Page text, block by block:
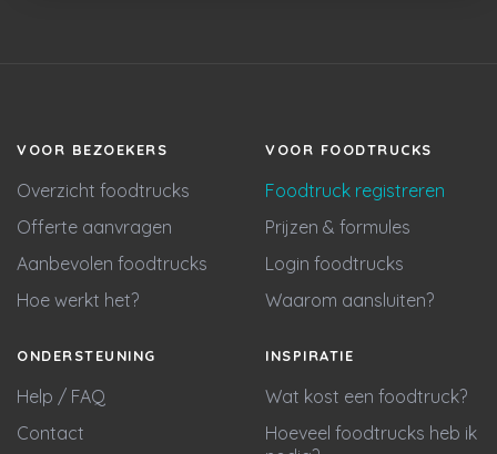
VOOR BEZOEKERS
Overzicht foodtrucks
Offerte aanvragen
Aanbevolen foodtrucks
Hoe werkt het?
VOOR FOODTRUCKS
Foodtruck registreren
Prijzen & formules
Login foodtrucks
Waarom aansluiten?
ONDERSTEUNING
Help / FAQ
Contact
INSPIRATIE
Wat kost een foodtruck?
Hoeveel foodtrucks heb ik